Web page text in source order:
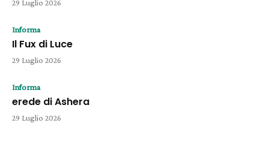
29 Luglio 2026
Informa
Il Fux di Luce
29 Luglio 2026
Informa
erede di Ashera
29 Luglio 2026